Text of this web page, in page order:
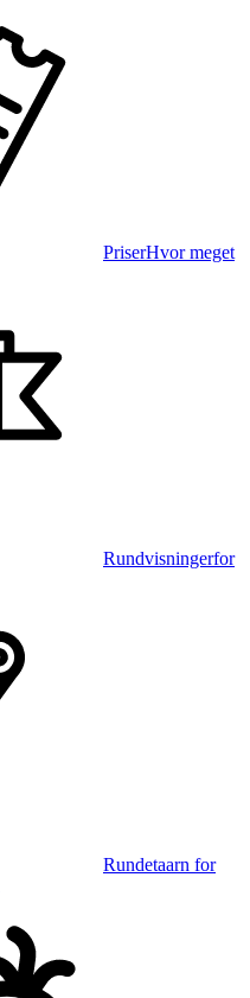
PriserHvor meget
Rundvisningerfor
Rundetaarn for